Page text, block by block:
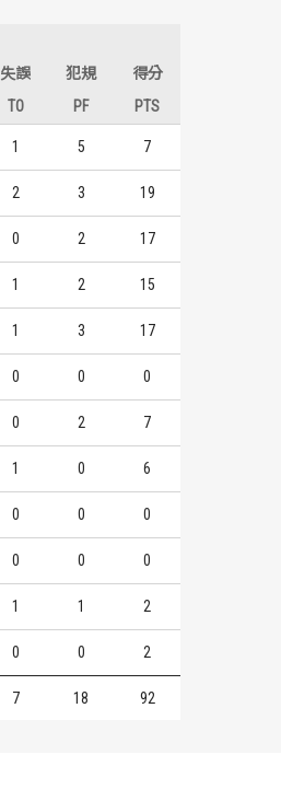
失誤 犯規
得分
TO PF PTS
1 5 7
2 3 19
0 2 17
1 2 15
1 3 17
0 0 0
0 2 7
1 0 6
0 0 0
0 0 0
1 1 2
0 0 2
7 18 92